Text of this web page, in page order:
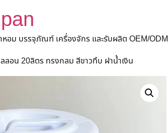
อม บรรจุภัณฑ์ เครื่องจักร และรับผลิต OEM/ODM
ลอน 20ลิตร ทรงกลม สีขาวทึบ ฝาน้ำเงิน